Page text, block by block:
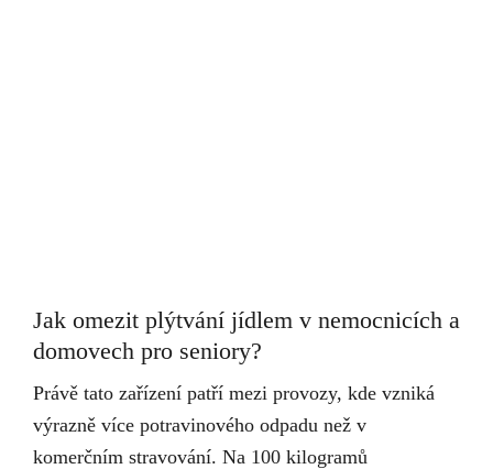
Jak omezit plýtvání jídlem v nemocnicích a
domovech pro seniory?
Právě tato zařízení patří mezi provozy, kde vzniká
výrazně více potravinového odpadu než v
komerčním stravování. Na 100 kilogramů